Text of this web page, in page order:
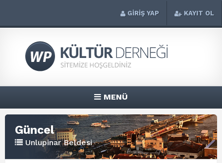
GİRİŞ YAP KAYIT OL
MENÜ
Güncel
Unlupinar Beldesi